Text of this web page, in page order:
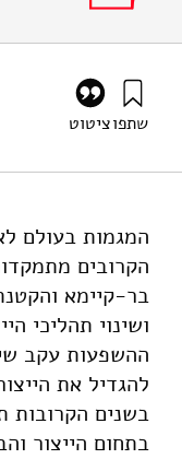
שתפוציטוט
assessment
המגמות בעולם
הקרובים
בר-קיימא
ושינוי תהליכי
ההשפעות עקב
להגדיל את
בשנים הקרובות
בתחום הייצור